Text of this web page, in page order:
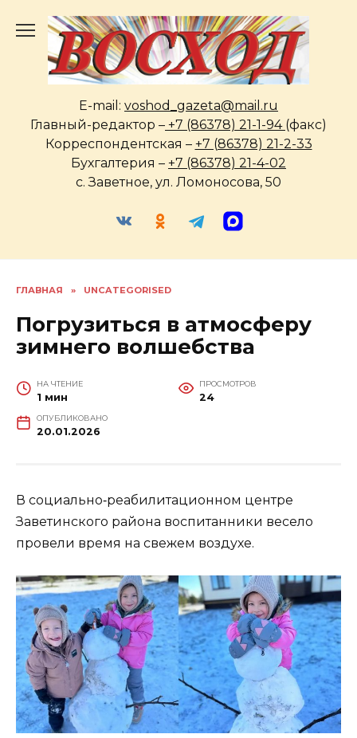
содержанию
E-mail: voshod_gazeta@mail.ru
Главный-редактор – +7 (86378) 21-1-94 (факс)
Корреспондентская – +7 (86378) 21-2-33
Бухгалтерия – +7 (86378) 21-4-02
с. Заветное, ул. Ломоносова, 50
ГЛАВНАЯ » UNCATEGORISED
Погрузиться в атмосферу
зимнего волшебства
НА ЧТЕНИЕ
1 мин
ПРОСМОТРОВ
24
ОПУБЛИКОВАНО
20.01.2026
В социально‑реабилитационном центре
Заветинского района воспитанники весело
провели время на свежем воздухе.